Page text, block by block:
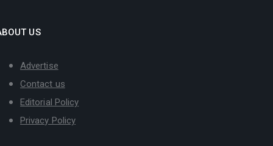
US
Advertise
Contact us
Editorial Policy
Privacy Policy